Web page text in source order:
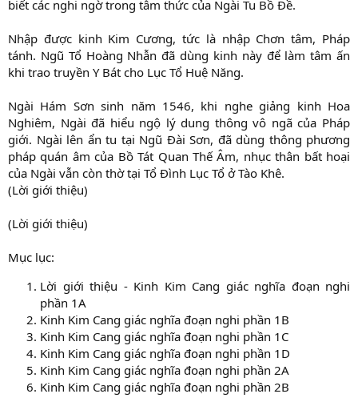
biết các nghi ngờ trong tâm thức của Ngài Tu Bồ Đề.
Nhập được kinh Kim Cương, tức là nhập Chơn tâm, Pháp
tánh. Ngũ Tổ Hoàng Nhẫn đã dùng kinh này để làm tâm ấn
khi trao truyền Y Bát cho Lục Tổ Huệ Năng.
Ngài Hám Sơn sinh năm 1546, khi nghe giảng kinh Hoa
Nghiêm, Ngài đã hiểu ngộ lý dung thông vô ngã của Pháp
giới. Ngài lên ẩn tu tại Ngũ Đài Sơn, đã dùng thông phương
pháp quán âm của Bồ Tát Quan Thế Âm, nhục thân bất hoại
của Ngài vẫn còn thờ tại Tổ Đình Lục Tổ ở Tào Khê.
(Lời giới thiệu)
(Lời giới thiệu)
Mục lục:
Lời giới thiệu - Kinh Kim Cang giác nghĩa đoạn nghi
phần 1A
Kinh Kim Cang giác nghĩa đoạn nghi phần 1B
Kinh Kim Cang giác nghĩa đoạn nghi phần 1C
Kinh Kim Cang giác nghĩa đoạn nghi phần 1D
Kinh Kim Cang giác nghĩa đoạn nghi phần 2A
Kinh Kim Cang giác nghĩa đoạn nghi phần 2B